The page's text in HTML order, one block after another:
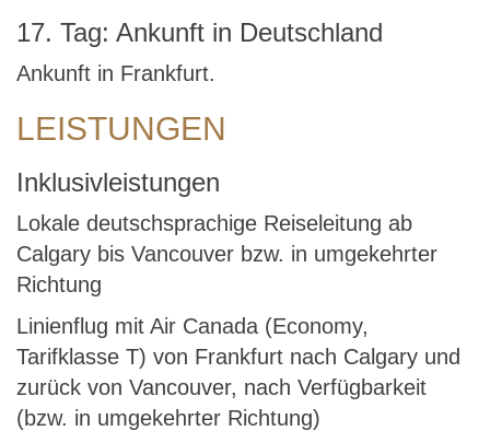
17. Tag: Ankunft in Deutschland
Ankunft in Frankfurt.
LEISTUNGEN
Inklusivleistungen
Lokale deutschsprachige Reiseleitung ab
Calgary bis Vancouver bzw. in umgekehrter
Richtung
Linienflug mit Air Canada (Economy,
Tarifklasse T) von Frankfurt nach Calgary und
zurück von Vancouver, nach Verfügbarkeit
(bzw. in umgekehrter Richtung)